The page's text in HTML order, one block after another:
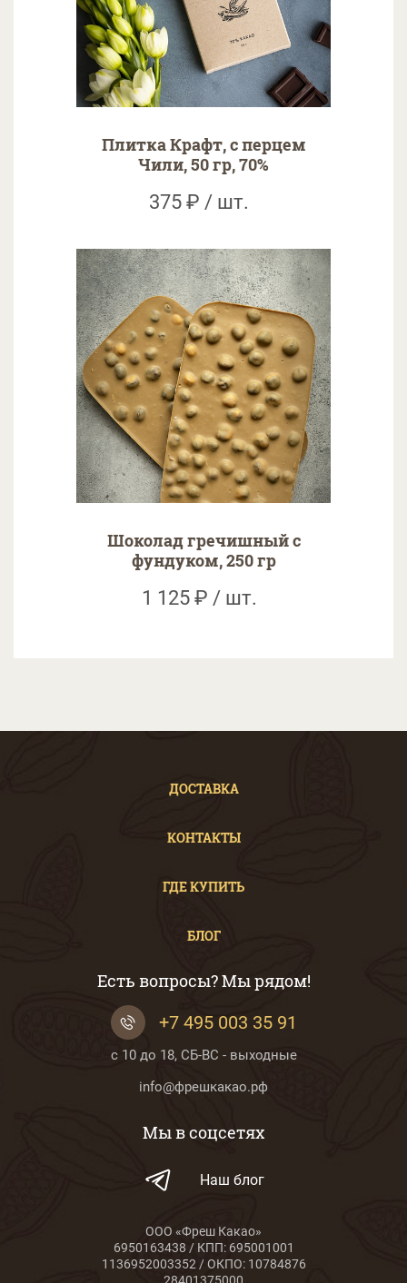
Плитка Крафт, с перцем
Чили, 50 гр, 70%
375 ₽ / шт.
Шоколад гречишный с
фундуком, 250 гр
1 125 ₽ / шт.
ДОСТАВКА
КОНТАКТЫ
ГДЕ КУПИТЬ
БЛОГ
Есть вопросы? Мы рядом!
+7 495 003 35 91
с 10 до 18, СБ-ВС - выходные
info@фрешкакао.рф
Мы в соцсетях
Наш блог
ООО «Фреш Какао»
6950163438 / КПП: 695001001
1136952003352 / ОКПО: 10784876